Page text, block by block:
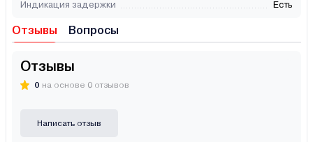
Индикация задержки
Есть
Отзывы Вопросы
Отзывы
0 на основе 0 отзывов
Написать отзыв